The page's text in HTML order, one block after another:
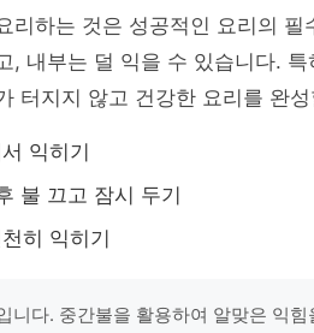
리하는 것은 성공적인 요리의
, 내부는 덜 익을 수 있습니다.
터지지 않고 건강한 요리를 완
익히기
불 끄고 잠시 두기
히 익히기
니다. 중간불을 활용하여 알맞은 익힘